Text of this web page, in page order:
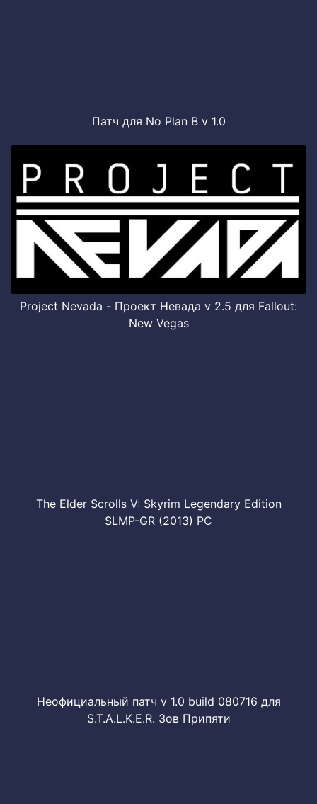
Патч для No Plan B v 1.0
Project Nevada - Проект Невада v 2.5 для Fallout:
New Vegas
The Elder Scrolls V: Skyrim Legendary Edition
SLMP-GR (2013) PC
Неофициальный патч v 1.0 build 080716 для
S.T.A.L.K.E.R. Зов Припяти